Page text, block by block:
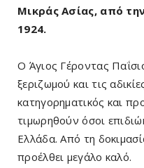
Μικράς Ασίας, από
1924.
Ο Άγιος Γέροντας
ξεριζωμού και τις
κατηγορηματικός και
τιμωρηθούν όσοι
Ελλάδα. Από τη
προέλθει μεγάλο καλό.